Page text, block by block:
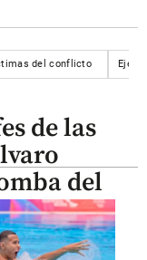
del conflicto
de las
del